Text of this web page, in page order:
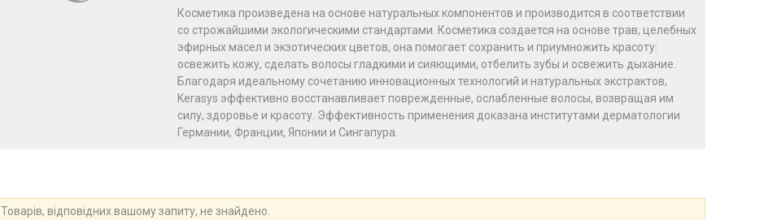
Косметика произведена на основе натуральных компонентов и производится в соответствии
со строжайшими экологическими стандартами. Косметика создается на основе трав, целебных
эфирных масел и экзотических цветов, она помогает сохранить и приумножить красоту:
освежить кожу, сделать волосы гладкими и сияющими, отбелить зубы и освежить дыхание.
Благодаря идеальному сочетанию инновационных технологий и натуральных экстрактов,
Kerasys эффективно восстанавливает поврежденные, ослабленные волосы, возвращая им
силу, здоровье и красоту. Эффективность применения доказана институтами дерматологии
Германии, Франции, Японии и Сингапура.
Товарів, відповідних вашому запиту, не знайдено.